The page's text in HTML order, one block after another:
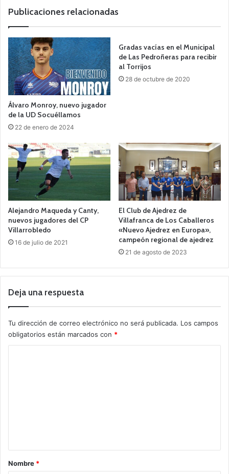
Publicaciones relacionadas
Álvaro Monroy, nuevo jugador
de la UD Socuéllamos
22 de enero de 2024
Gradas vacías en el Municipal
de Las Pedroñeras para recibir
al Torrijos
28 de octubre de 2020
Alejandro Maqueda y Canty,
nuevos jugadores del CP
Villarrobledo
16 de julio de 2021
El Club de Ajedrez de
Villafranca de Los Caballeros
«Nuevo Ajedrez en Europa»,
campeón regional de ajedrez
21 de agosto de 2023
Deja una respuesta
Tu dirección de correo electrónico no será publicada. Los campos
obligatorios están marcados con *
rNombre *